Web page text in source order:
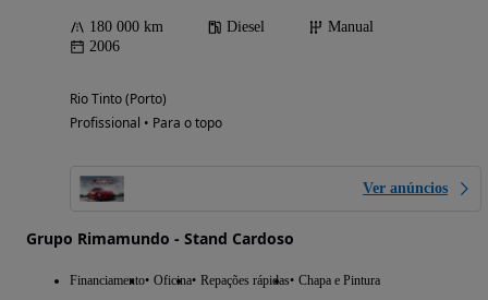
180 000 km Diesel
Manual
2006
Rio Tinto (Porto)
Profissional • Para o topo
Ver anúncios
Grupo Rimamundo - Stand Cardoso
Financiamento Oficina Repações rápidas Chapa e Pintura